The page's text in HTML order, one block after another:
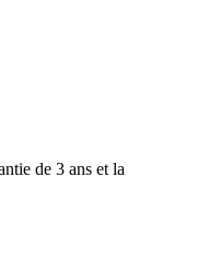
de 3 ans et la